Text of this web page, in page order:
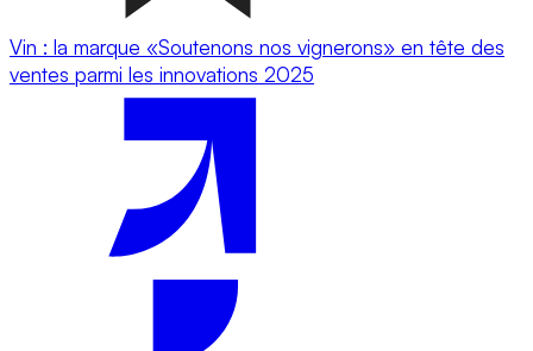
Vin : la marque «Soutenons nos vignerons» en tête des
ventes parmi les innovations 2025